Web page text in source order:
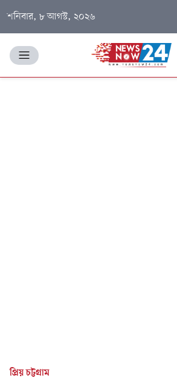
শনিবার, ৮ আগস্ট, ২০২৬
প্রিয় চট্টগ্রাম